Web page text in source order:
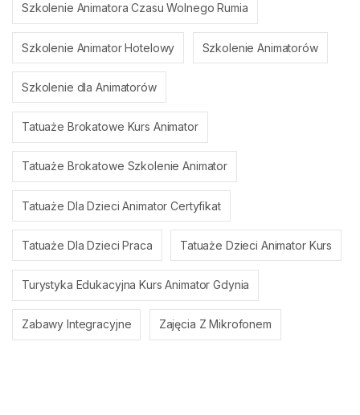
Szkolenie Animatora Czasu Wolnego Rumia
Szkolenie Animator Hotelowy Szkolenie Animatorów
Szkolenie dla Animatorów
Tatuaże Brokatowe Kurs Animator
Tatuaże Brokatowe Szkolenie Animator
Tatuaże Dla Dzieci Animator Certyfikat
Tatuaże Dla Dzieci Praca Tatuaże Dzieci Animator Kurs
Turystyka Edukacyjna Kurs Animator Gdynia
Zabawy Integracyjne Zajęcia Z Mikrofonem